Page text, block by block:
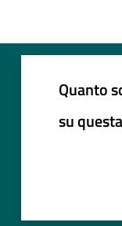
Quanto
su